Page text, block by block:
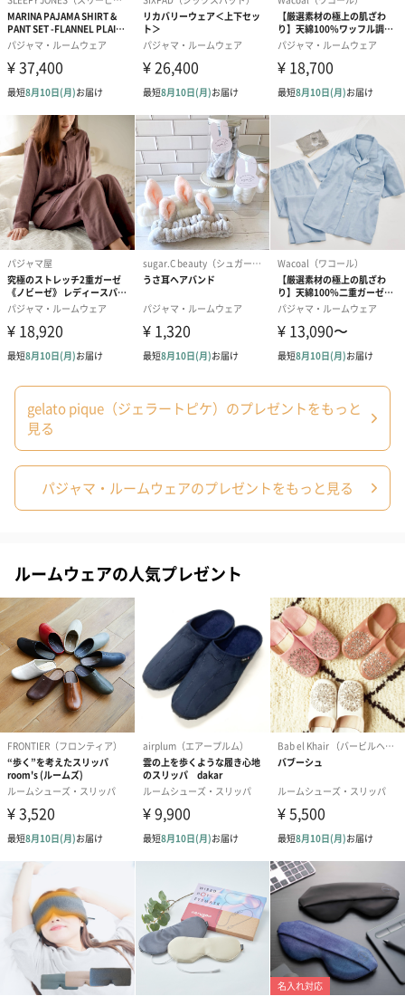
ドライフラワー・プリザーブドフラワー
自然のお花で作ったドライフラワー・プリザーブドフラワーを同
梱します。
一部花材が写真と異なる場合がございます。予めご了承くださ
い。パッケージに入れてお届けします。
プリザーブドフラワー
ブーケ（ピンク）
（2,580円）
プリザーブドフラワー
ブーケ（ブルー）
（2,580円）
アミュレット
ク）（1,500円
ぬいぐるみ
愛らしいぬいぐるみを同梱してお届けします。
誕生日・記念日・出産祝いなどのシーンにおすすめです。
フラワーテディベア
（2,390円）
テディベア（バニラ）
（1,760円）
テディベア（
ル）（1,760円
紅茶・コーヒー・スイーツ
紅茶・コーヒー・スイーツを同梱してお届けいたします。ギフト
への＋αにおすすめです。
アールグレイ（HAPPY
BIRTHDAY TO YOU）
（660円）
アールグレイティー
（660円）
フルーツティ
円）
gelato pique（ジェラートピケ）のプレゼントをもっと
見る
パジャマ・ルームウェアのプレゼントをもっと見る
ルームウェアの人気プレゼント